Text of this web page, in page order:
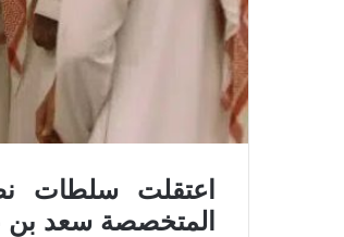
اعتقلت سلطات
المتخصصة سعد بن